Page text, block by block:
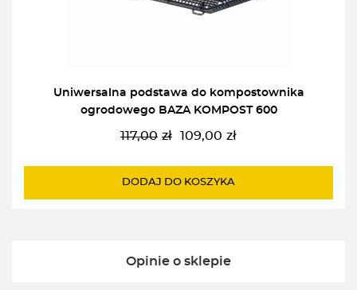
Uniwersalna podstawa do kompostownika
ogrodowego BAZA KOMPOST 600
117,00 zł
Pierwotna
wynosiła:
109,00 zł
Aktualna
wynosi:
DODAJ DO KOSZYKA
Opinie o sklepie